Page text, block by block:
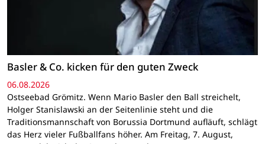
Basler & Co. kicken für den guten Zweck
06.08.2026
Ostseebad Grömitz. Wenn Mario Basler den Ball streichelt,
Holger Stanislawski an der Seitenlinie steht und die
Traditionsmannschaft von Borussia Dortmund aufläuft, schlägt
das Herz vieler Fußballfans höher. Am Freitag, 7. August,